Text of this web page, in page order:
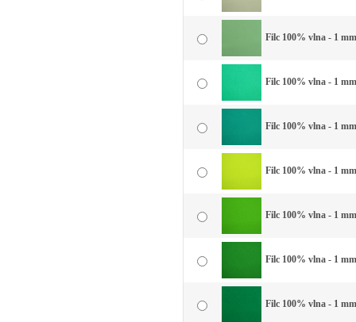
Filc 100% vlna - 1
Filc 100% vlna - 1
Filc 100% vlna - 1
Filc 100% vlna - 1
Filc 100% vlna - 1
Filc 100% vlna - 1
Filc 100% vlna - 1